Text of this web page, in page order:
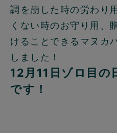
調を崩した時の労わり
くない時のお守り用、
けることできるマヌカ
しました！
12月11日ゾロ目の
です！